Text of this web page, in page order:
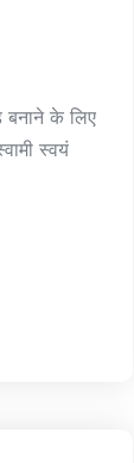
बनाने के लिए
स्वयं